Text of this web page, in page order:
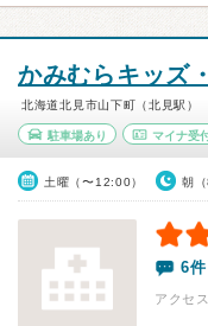
かみむらキッズ
北海道北見市山下町（北見駅）
駐車場あり マイナ受
土曜（〜12:00） 朝
6件
アクセ